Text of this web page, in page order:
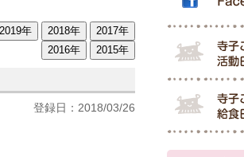
登録日：2018/03/26